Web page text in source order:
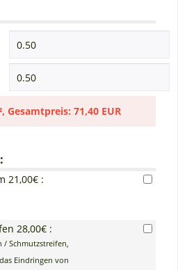
, Gesamtpreis: 71,40 EUR
21,00€ :
28,00€ :
/ Schmutzstreifen,
Eindringen von